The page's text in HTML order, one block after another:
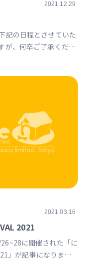
2021.12.29
記の日程とさせていた
が、何卒ご了承くださ
につきましては、冬季
2021.03.16
2021
に開催された「に
」が記事になりまし